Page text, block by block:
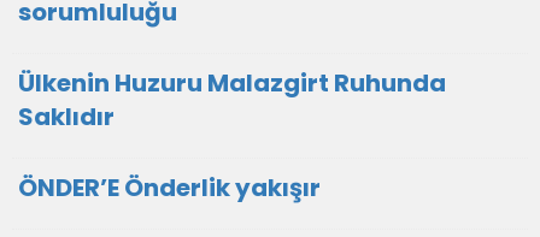
sorumluluğu
Ülkenin Huzuru Malazgirt Ruhunda
Saklıdır
ÖNDER’E Önderlik yakışır